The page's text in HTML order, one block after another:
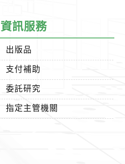
資訊服務
出版品
支付補助
委託研究
指定主管機關